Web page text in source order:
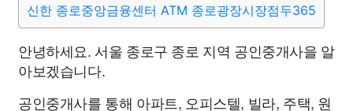
신한 종로중앙금융센터 ATM 종로광장시장점두365
안녕하세요. 서울 종로구 종로 지역 공인중개사을 알
아보겠습니다.
공인중개사를 통해 아파트, 오피스텔, 빌라, 주택, 원